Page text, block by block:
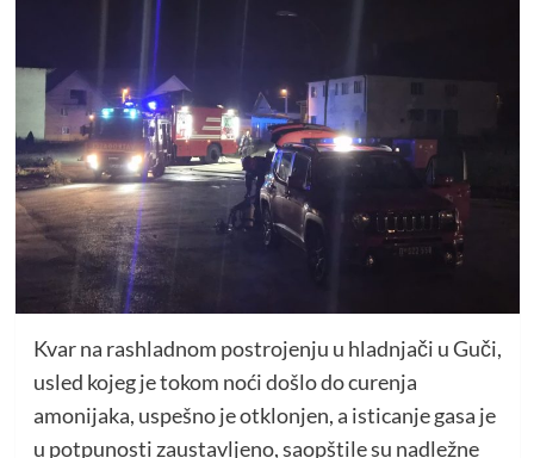
Kvar na rashladnom postrojenju u hladnjači u Guči,
usled kojeg je tokom noći došlo do curenja
amonijaka, uspešno je otklonjen, a isticanje gasa je
u potpunosti zaustavljeno, saopštile su nadležne